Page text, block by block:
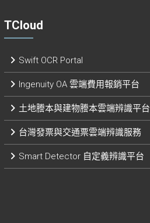
TCloud
Swift OCR Portal
Ingenuity OA 雲端費用報銷平台
土地謄本與建物謄本雲端辨識平台
台灣發票與交通票雲端辨識服務
Smart Detector 自定義辨識平台​